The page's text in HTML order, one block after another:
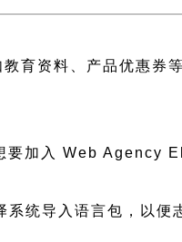
育资料、产品优惠券
要加入 Web Agency
统导入语言包，以便